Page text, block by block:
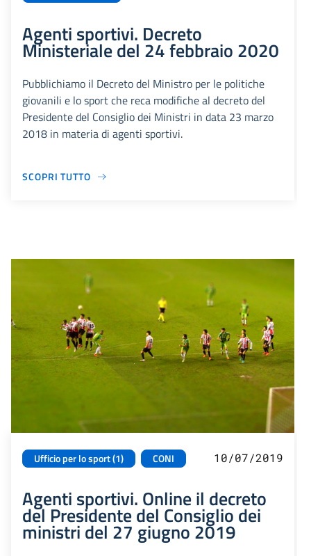
Agenti sportivi. Decreto
Ministeriale del 24 febbraio 2020
Pubblichiamo il Decreto del Ministro per le politiche
giovanili e lo sport che reca modifiche al decreto del
Presidente del Consiglio dei Ministri in data 23 marzo
2018 in materia di agenti sportivi.
SCOPRI TUTTO
Ufficio per lo sport (1) CONI 10/07/2019
Agenti sportivi. Online il decreto
del Presidente del Consiglio dei
ministri del 27 giugno 2019